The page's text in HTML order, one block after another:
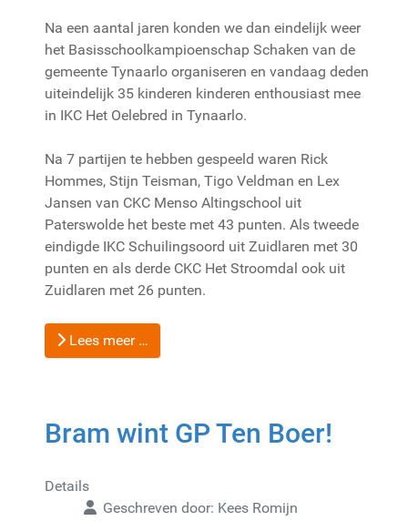
Na een aantal jaren konden we dan eindelijk weer
het Basisschoolkampioenschap Schaken van de
gemeente Tynaarlo organiseren en vandaag deden
uiteindelijk 35 kinderen kinderen enthousiast mee
in IKC Het Oelebred in Tynaarlo.
Na 7 partijen te hebben gespeeld waren Rick
Hommes, Stijn Teisman, Tigo Veldman en Lex
Jansen van CKC Menso Altingschool uit
Paterswolde het beste met 43 punten. Als tweede
eindigde IKC Schuilingsoord uit Zuidlaren met 30
punten en als derde CKC Het Stroomdal ook uit
Zuidlaren met 26 punten.
Lees meer …
Bram wint GP Ten Boer!
Details
Geschreven door: Kees Romijn